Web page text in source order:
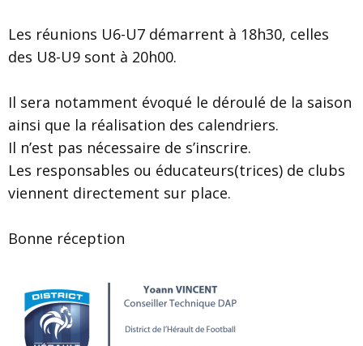
Les réunions U6-U7 démarrent à 18h30, celles
des U8-U9 sont à 20h00.
Il sera notamment évoqué le déroulé de la saison
ainsi que la réalisation des calendriers.
Il n’est pas nécessaire de s’inscrire.
Les responsables ou éducateurs(trices) de clubs
viennent directement sur place.
Bonne réception